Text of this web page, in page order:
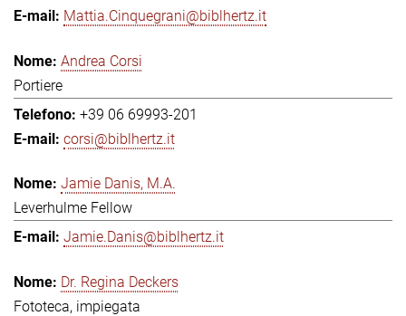
Mattia.Cinquegrani@biblhertz.it
Andrea Corsi
Portiere
+39 06 69993-201
corsi@biblhertz.it
Jamie Danis, M.A.
Leverhulme Fellow
Jamie.Danis@biblhertz.it
Dr. Regina Deckers
Fototeca, impiegata